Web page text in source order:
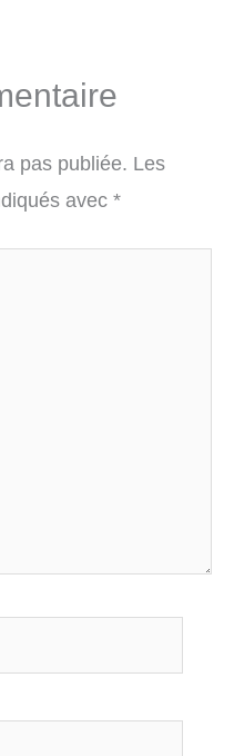
pas publiée. Les
avec *